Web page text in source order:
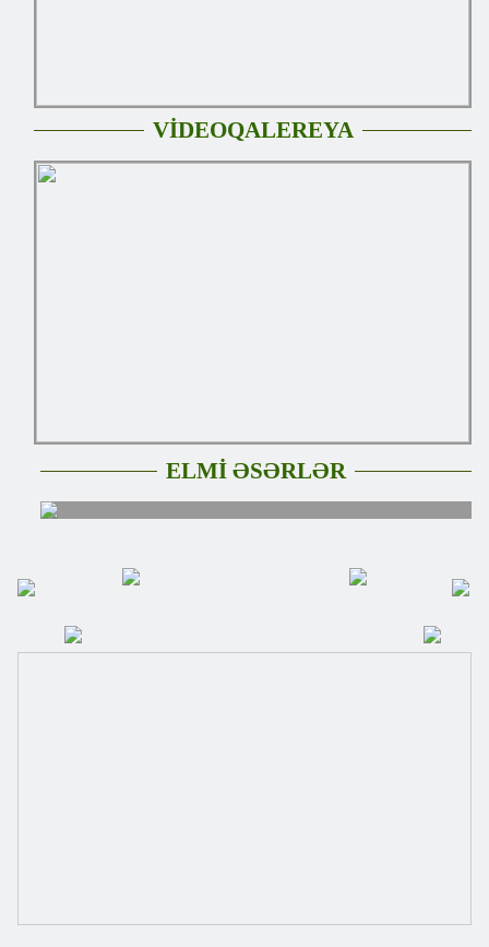
VİDEOQALEREYA
ELMİ ƏSƏRLƏR